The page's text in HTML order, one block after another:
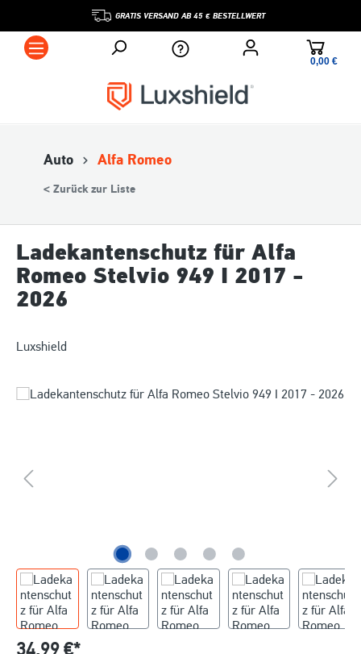
GRATIS VERSAND AB 45 € BESTELLWERT
0,00 €*
Auto Alfa Romeo
< Zurück zur Liste
Ladekantenschutz für Alfa
Romeo Stelvio 949 I 2017 -
2026
Luxshield